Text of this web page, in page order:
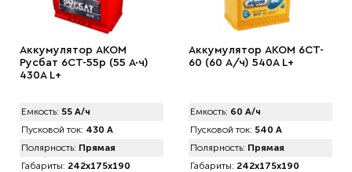
Аккумулятор AKOM
Русбат 6СТ-55р (55 А·ч)
430A L+
Емкость: 55 А/ч
Пусковой ток: 430 А
Полярность: Прямая
Габариты: 242x175x190
Аккумулятор AKOM 6CT-
60 (60 А/ч) 540А L+
Емкость: 60 А/ч
Пусковой ток: 540 А
Полярность: Прямая
Габариты: 242x175x190